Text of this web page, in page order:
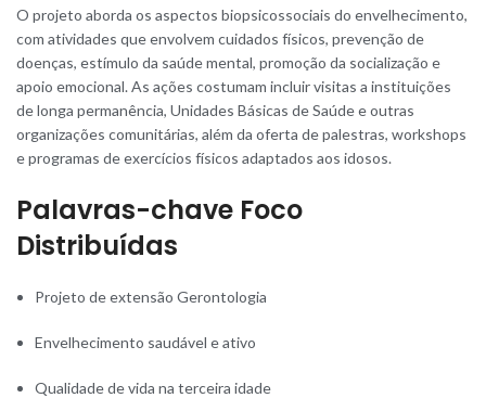
O projeto aborda os aspectos biopsicossociais do envelhecimento,
com atividades que envolvem cuidados físicos, prevenção de
doenças, estímulo da saúde mental, promoção da socialização e
apoio emocional. As ações costumam incluir visitas a instituições
de longa permanência, Unidades Básicas de Saúde e outras
organizações comunitárias, além da oferta de palestras, workshops
e programas de exercícios físicos adaptados aos idosos.
Palavras-chave Foco
Distribuídas
Projeto de extensão Gerontologia
Envelhecimento saudável e ativo
Qualidade de vida na terceira idade